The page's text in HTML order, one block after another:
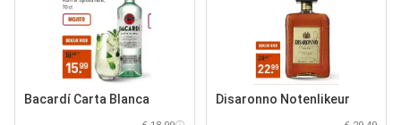
Bacardí Carta Blanca Disaronno Notenlikeur